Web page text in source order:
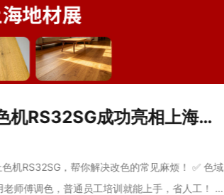
工正智能水性木板上色机RS32SG成功亮相上海地材展
机RS32SG，帮你解决改色的常见麻烦！​ ✅ 色域
师傅调色，普通员工培训就能上手，省人工！​ ✅